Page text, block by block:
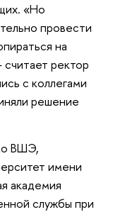
«Но
провести
на
ректор
с коллегами
решение
ВШЭ,
имени
академия
службы при